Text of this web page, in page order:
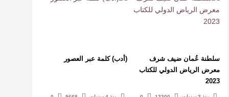
سلطنة عُمان ضيف شرف
معرض الرياض الدولي للكتاب
2023
(أدب) كلمة عبر العصور